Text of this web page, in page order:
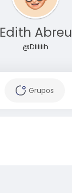
Edith Abreu
@Diiiiiih
Grupos